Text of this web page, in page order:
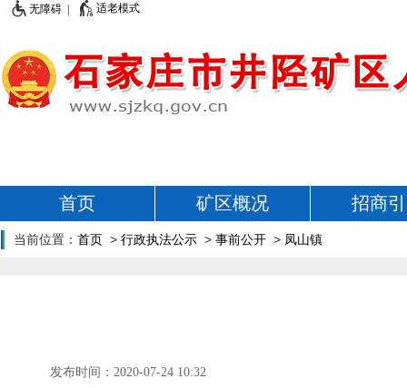
无障碍 | 适老模式
首页 矿区概况 招商
当前位置： 首页 > 行政执法公示 > 事前公开 > 凤山镇
发布时间：2020-07-24 10:32